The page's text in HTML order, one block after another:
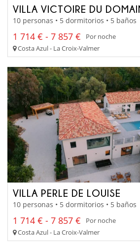
VILLA VICTOIRE DU
10 personas • 5 dormitorios • 5 baños
1 714 € - 7 857 €
Por noche
Costa Azul - La Croix-Valmer
VILLA PERLE DE LOUISE
10 personas • 5 dormitorios • 5 baños
1 714 € - 7 857 €
Por noche
Costa Azul - La Croix-Valmer